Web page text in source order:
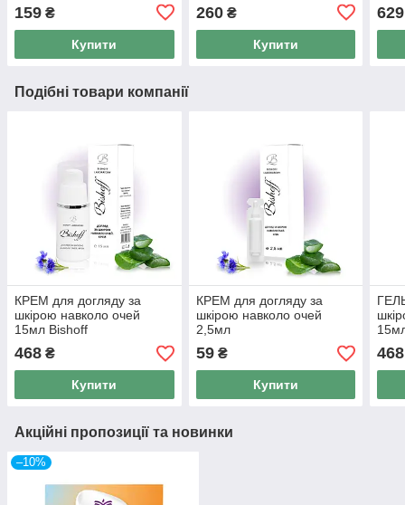
159 ₴
Купити
260₴
Купити
629
Подібні товари компанії
КРЕМ для догляду за
шкірою навколо очей
15мл Bishoff
468 ₴
Купити
КРЕМ для догляду за
шкірою навколо очей
2,5мл
59₴
Купити
468
Акційні пропозиції та новинки
–10%